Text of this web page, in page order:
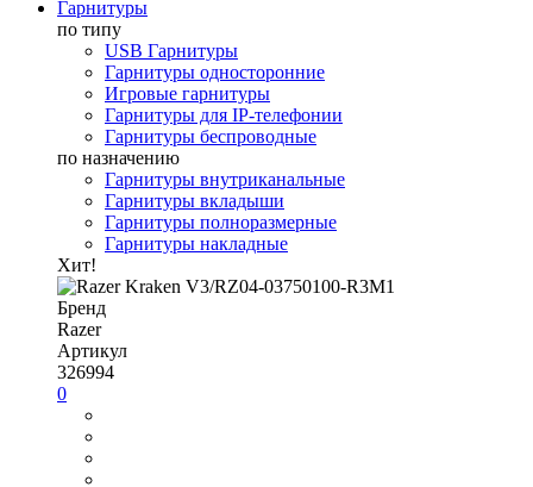
Гарнитуры
по типу
USB Гарнитуры
Гарнитуры односторонние
Игровые гарнитуры
Гарнитуры для IP-телефонии
Гарнитуры беспроводные
по назначению
Гарнитуры внутриканальные
Гарнитуры вкладыши
Гарнитуры полноразмерные
Гарнитуры накладные
Хит!
Бренд
Razer
Артикул
326994
0